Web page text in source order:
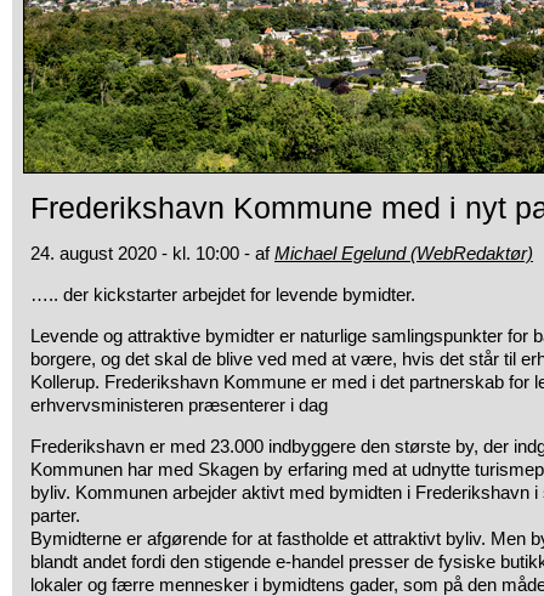
Frederikshavn Kommune med i nyt
24. august 2020 - kl. 10:00 - afMichael Egelund (WebRedaktør)
….. der kickstarter arbejdet for levende bymidter.
Levende og attraktive bymidter er naturlige samlingspunkter for
borgere, og det skal de blive ved med at være, hvis det står til
Kollerup. Frederikshavn Kommune er med i det partnerskab for
erhvervsministeren præsenterer i dag
Frederikshavn er med 23.000 indbyggere den største by, der
Kommunen har med Skagen by erfaring med at udnytte
byliv. Kommunen arbejder aktivt med bymidten i Frederikshavn
parter.
Bymidterne er afgørende for at fastholde et attraktivt byliv. Men
blandt andet fordi den stigende e-handel presser de fysiske
lokaler og færre mennesker i bymidtens gader, som på den